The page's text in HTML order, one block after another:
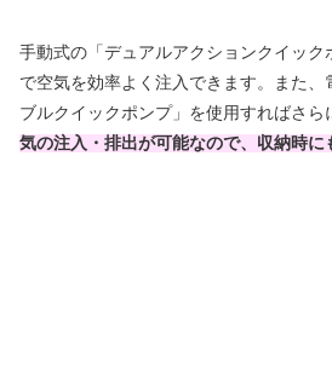
手動式の「デュアルアクションクイック
で空気を効率よく注入できます。また、
ブルクイックポンプ」を使用すればさら
気の注入・排出が可能なので、収納時に